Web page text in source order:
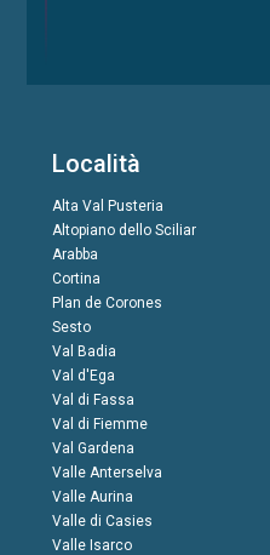
Località
Alta Val Pusteria
Altopiano dello Sciliar
Arabba
Cortina
Plan de Corones
Sesto
Val Badia
Val d'Ega
Val di Fassa
Val di Fiemme
Val Gardena
Valle Anterselva
Valle Aurina
Valle di Casies
Valle Isarco